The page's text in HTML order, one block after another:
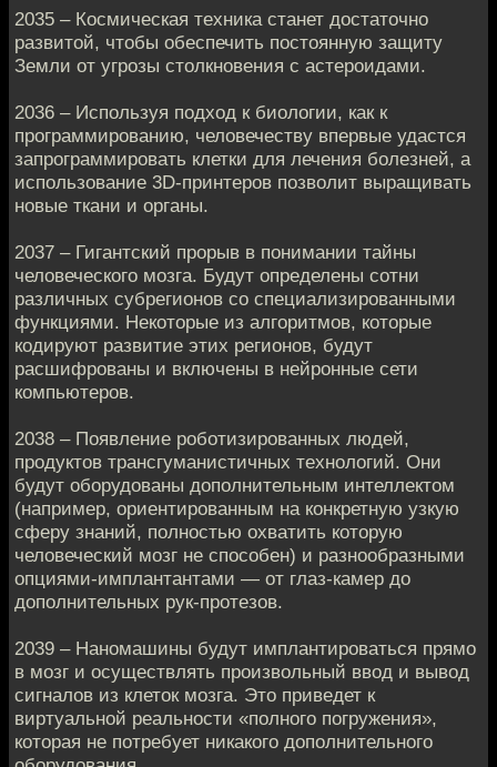
2035 – Космическая техника станет достаточно
развитой, чтобы обеспечить постоянную защиту
Земли от угрозы столкновения с астероидами.
2036 – Используя подход к биологии, как к
программированию, человечеству впервые удастся
запрограммировать клетки для лечения болезней, а
использование 3D-принтеров позволит выращивать
новые ткани и органы.
2037 – Гигантский прорыв в понимании тайны
человеческого мозга. Будут определены сотни
различных субрегионов со специализированными
функциями. Некоторые из алгоритмов, которые
кодируют развитие этих регионов, будут
расшифрованы и включены в нейронные сети
компьютеров.
2038 – Появление роботизированных людей,
продуктов трансгуманистичных технологий. Они
будут оборудованы дополнительным интеллектом
(например, ориентированным на конкретную узкую
сферу знаний, полностью охватить которую
человеческий мозг не способен) и разнообразными
опциями-имплантантами — от глаз-камер до
дополнительных рук-протезов.
2039 – Наномашины будут имплантироваться прямо
в мозг и осуществлять произвольный ввод и вывод
сигналов из клеток мозга. Это приведет к
виртуальной реальности «полного погружения»,
которая не потребует никакого дополнительного